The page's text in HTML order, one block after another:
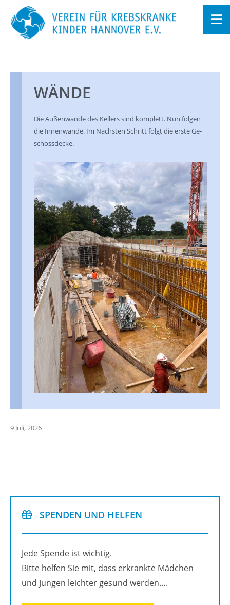
WÄNDE
Die Au­ßen­wän­de des Kel­lers sind kom­plett. Nun fol­gen
die In­nen­wän­de. Im Nächs­ten Schritt folgt die erste Ge­
schoss­de­cke.
9 Juli, 2026
SPEN­DEN UND HEL­FEN
Jede Spen­de ist wich­tig.
Bitte hel­fen Sie mit, dass er­krank­te Mäd­chen
und Jun­gen leich­ter ge­sund wer­den….